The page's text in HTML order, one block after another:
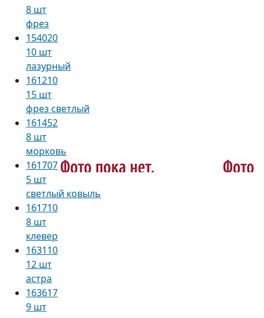
8 шт
фрез
154020
10 шт
лазурный
161210
15 шт
фрез светлый
161452
8 шт
морковь
161707
5 шт
светлый ковыль
161710
8 шт
клевер
163110
12 шт
астра
163617
9 шт